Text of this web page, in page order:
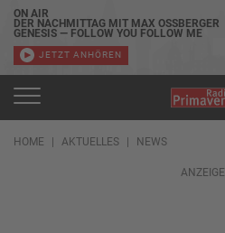
ON AIR
DER NACHMITTAG MIT MAX OSSBERGER
GENESIS — FOLLOW YOU FOLLOW ME
JETZT ANHÖREN
HOME AKTUELLES NEWS
ANZEIGE